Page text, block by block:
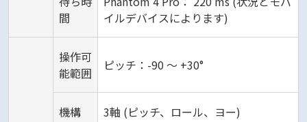
間
イルデバイスによります)
操作可
能範囲
ピッチ：-90 ～ +30°
機構 3軸 (ピッチ、ロール、ヨー)